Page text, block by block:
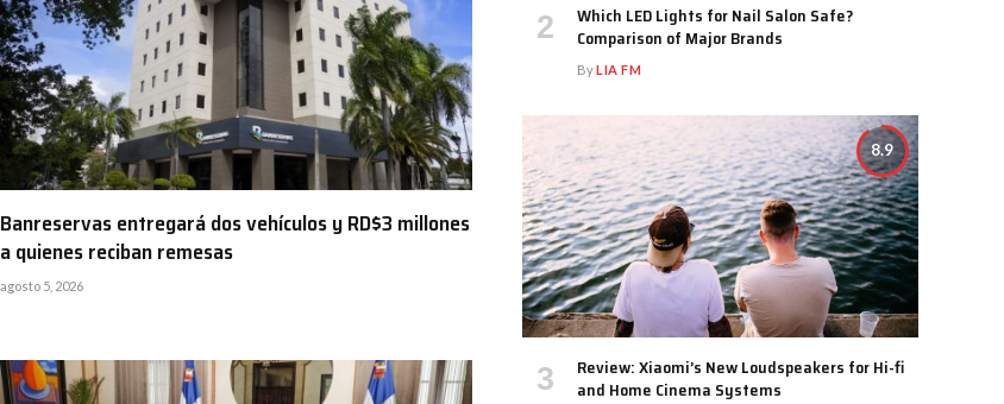
Banreservas entregará dos vehículos y RD$3 millones
a quienes reciban remesas
agosto 5, 2026
Which LED Lights for Nail Salon Safe?
Comparison of Major Brands
ByLIA FM
8.9
Review: Xiaomi’s New Loudspeakers for Hi-fi
and Home Cinema Systems